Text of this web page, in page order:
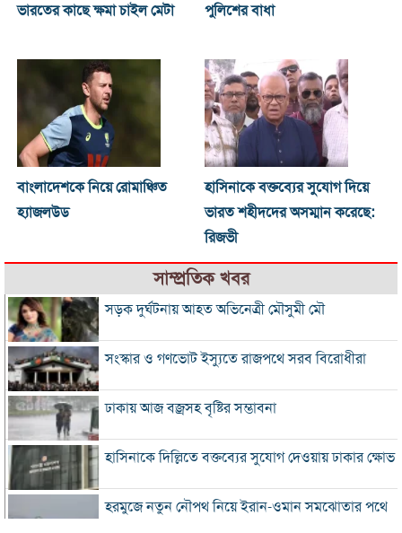
ভারতের কাছে ক্ষমা চাইল মেটা
পুলিশের বাধা
বাংলাদেশকে নিয়ে রোমাঞ্চিত
হ্যাজলউড
হাসিনাকে বক্তব্যের সুযোগ দিয়ে
ভারত শহীদদের অসম্মান করেছে:
রিজভী
সাম্প্রতিক খবর
সড়ক দুর্ঘটনায় আহত অভিনেত্রী মৌসুমী মৌ
সংস্কার ও গণভোট ইস্যুতে রাজপথে সরব বিরোধীরা
ঢাকায় আজ বজ্রসহ বৃষ্টির সম্ভাবনা
হাসিনাকে দিল্লিতে বক্তব্যের সুযোগ দেওয়ায় ঢাকার ক্ষোভ
হরমুজে নতুন নৌপথ নিয়ে ইরান-ওমান সমঝোতার পথে